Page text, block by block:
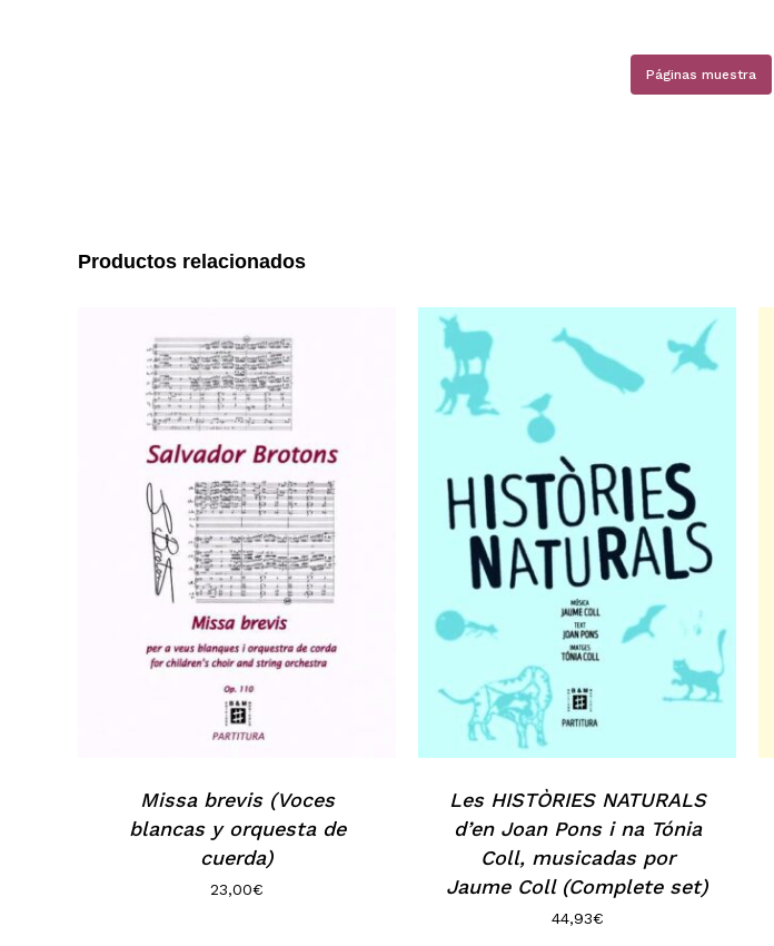
Páginas muestra
Productos relacionados
Missa brevis (Voces
blancas y orquesta de
cuerda)
23,00€
Les HISTÒRIES NATURALS
d’en Joan Pons i na Tónia
Coll, musicadas por
Jaume Coll (Complete set)
44,93€